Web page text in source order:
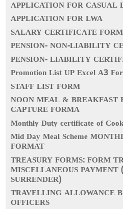
APPLICATION FOR CASUAL
APPLICATION FOR LWA
SALARY CERTIFICATE FORM
PENSION- NON-LIABILITY
PENSION- LIABILITY
Promotion List UP Excel A3
STAFF LIST FORM
NOON MEAL & BREAKFAST
CAPTURE FORMA
Monthly Duty certificate of
Mid Day Meal Scheme
FORMAT
TREASURY FORMS: FORM
MISCELLANEOUS PAYMENT
SURRENDER)
TRAVELLING ALLOWANCE
OFFICERS